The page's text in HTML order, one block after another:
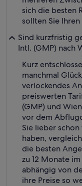
sich die besten
sollten Sie
Sind kurzfristig
Intl. (GMP) nach
Kurz
manchmal
verlockendes
preiswerten
(GMP) und
vor dem
Sie lieber
haben,
die besten
zu 12 Monate
abhängig von
ihre Preise so